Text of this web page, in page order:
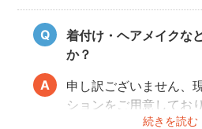
不良の場合は、事前に
行もしくは日時変更を
日時変更方法は
こちら
着付け・ヘアメイクな
か？
続きを読む
申し訳ございません、
ションをご用意してお